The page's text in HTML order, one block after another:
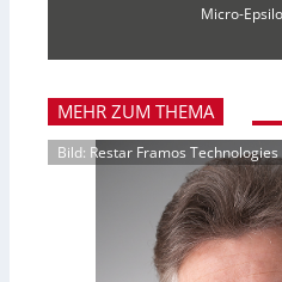
Micro-
MEHR ZUM THEMA
Bild: Restar Framos Technologies